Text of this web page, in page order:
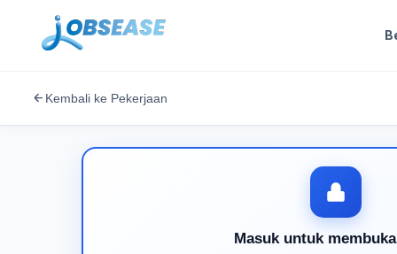
Kembali ke Pekerjaan
Masuk untuk